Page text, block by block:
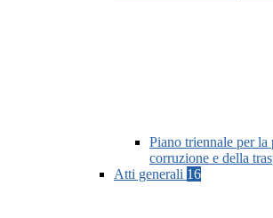
Piano triennale per la
corruzione e della
Atti generali 16